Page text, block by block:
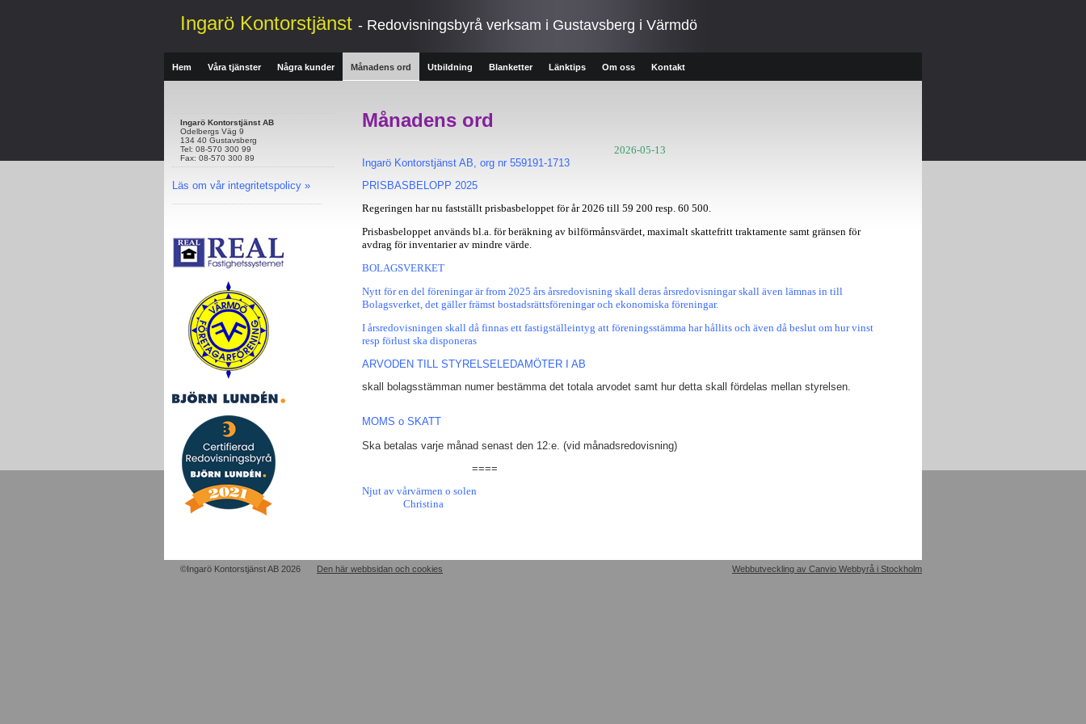
Ingarö Kontorstjänst - Redovisningsbyrå verksam i Gustavsberg i Värmdö
Hem Våra tjänster Några kunder Månadens ord Utbildning Blanketter Länktips Om oss Kontakt
Ingarö Kontorstjänst AB
Odelbergs Väg 9
134 40 Gustavsberg
Tel: 08-570 300 99
Fax: 08-570 300 89
Läs om vår integritetspolicy »
Månadens ord
2026-05-13
Ingarö Kontorstjänst AB, org nr 559191-1713
PRISBASBELOPP 2025
Regeringen har nu fastställt prisbasbeloppet för år 2026 till 59 200 resp. 60 500.
Prisbasbeloppet används bl.a. för beräkning av bilförmånsvärdet, maximalt skattefritt traktamente samt gränsen för
avdrag för inventarier av mindre värde.
BOLAGSVERKET
Nytt för en del föreningar är from 2025 års årsredovisning skall deras årsredovisningar skall även lämnas in till
Bolagsverket, det gäller främst bostadsrättsföreningar och ekonomiska föreningar.
I årsredovisningen skall då finnas ett fastigställeintyg att föreningsstämma har hållits och även då beslut om hur vinst
resp förlust ska disponeras
ARVODEN TILL STYRELSELEDAMÖTER I AB
skall bolagsstämman numer bestämma det totala arvodet samt hur detta skall fördelas mellan styrelsen.
MOMS o SKATT
Ska betalas varje månad senast den 12:e. (vid månadsredovisning)
====
Njut av vårvärmen o solen
Christina
©Ingarö Kontorstjänst AB 2026 Den här webbsidan och cookies Webbutveckling av Canvio Webbyrå i Stockholm